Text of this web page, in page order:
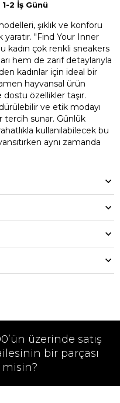
2 İş Günü
şıklık ve konforu
"Find Your Inner
kadın çok renkli sneakers
hem de zarif detaylarıyla
kadınlar için ideal bir
hayvansal ürün
özellikler taşır.
ve etik modayı
tercih sunar. Günlük
kullanılabilecek bu
aynı zamanda
üzerinde satış
bir parçası